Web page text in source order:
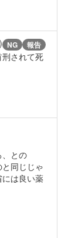
NG 報告
されて死
、との
同じじゃ
は良い薬